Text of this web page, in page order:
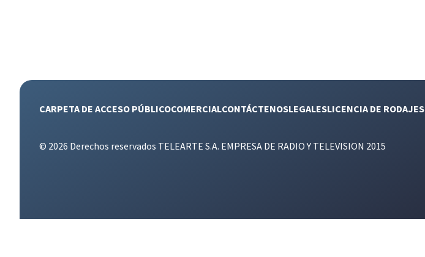
CARPETA DE ACCESO PÚBLICOCOMERCIALCONTÁCTENOSLEGALESLICENCIA DE RODAJES
© 2026 Derechos reservados TELEARTE S.A. EMPRESA DE RADIO Y TELEVISION 2015